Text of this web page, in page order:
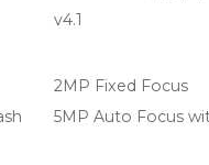
v4.1
2MP Fixed Focus
5MP Auto Focus